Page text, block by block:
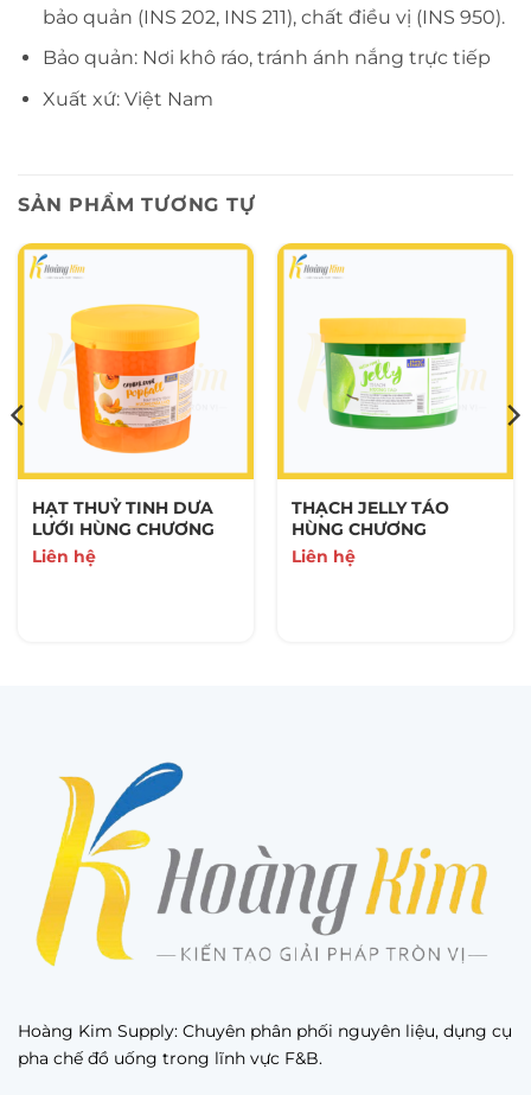
bảo quản (INS 202, INS 211), chất điều vị (INS 950).
Bảo quản: Nơi khô ráo, tránh ánh nắng trực tiếp
Xuất xứ: Việt Nam
SẢN PHẨM TƯƠNG TỰ
HẠT THUỶ TINH DƯA
LƯỚI HÙNG CHƯƠNG
Liên hệ
THẠCH JELLY TÁO
HÙNG CHƯƠNG
Liên hệ
Hoàng Kim Supply: Chuyên phân phối nguyên liệu, dụng cụ
pha chế đồ uống trong lĩnh vực F&B.